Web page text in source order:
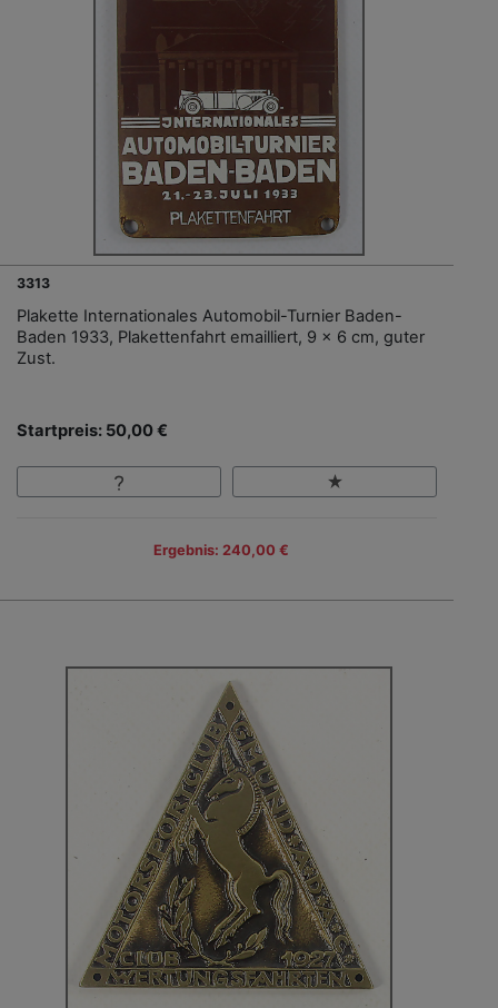
3313
Plakette Internationales Automobil-Turnier Baden-
Baden 1933, Plakettenfahrt emailliert, 9 x 6 cm, guter
Zust.
Startpreis: 50,00 €
Ergebnis: 240,00 €